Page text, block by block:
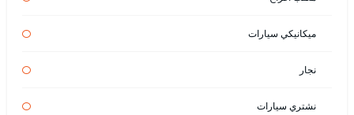
ميكانيكي سيارات
نجار
نشتري سيارات